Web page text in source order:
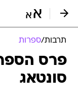
תרבות/ספרות
פרס
סונטאג